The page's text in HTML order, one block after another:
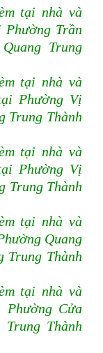
tại nhà và
Trần
Trung
tại nhà và
Phường Vị
Trung Thành
tại nhà và
Phường Vị
Trung Thành
tại nhà và
Quang
Trung Thành
tại nhà và
Phường Cửa
Thành